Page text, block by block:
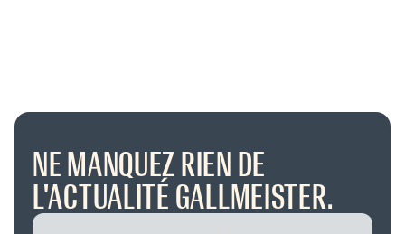
NE MANQUEZ RIEN DE
L'ACTUALITÉ GALLMEISTER.